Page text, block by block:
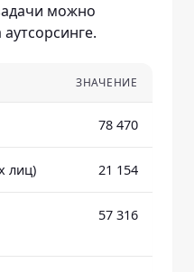
можно
ЗНАЧЕНИЕ
78 470
лиц) 21 154
57 316